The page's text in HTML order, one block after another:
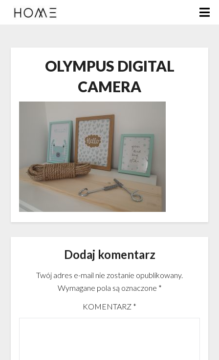
OLYMPUS DIGITAL
CAMERA
Dodaj komentarz
Twój adres e-mail nie zostanie opublikowany.
Wymagane pola są oznaczone *
KOMENTARZ *